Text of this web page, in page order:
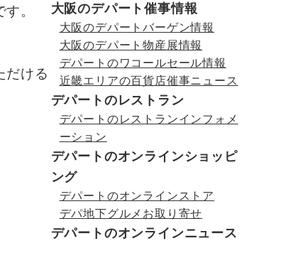
。
だける
大阪のデパート催事情報
大阪のデパートバーゲン情報
大阪のデパート物産展情報
デパートのワコールセール情報
近畿エリアの百貨店催事ニュース
デパートのレストラン
デパートのレストランインフォメ
ーション
デパートのオンラインショッピ
ング
デパートのオンラインストア
デパ地下グルメお取り寄せ
デパートのオンラインニュース